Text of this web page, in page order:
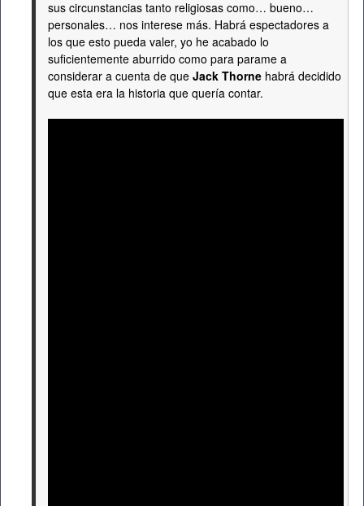
sus circunstancias tanto religiosas como… bueno…
personales… nos interese más. Habrá espectadores a
los que esto pueda valer, yo he acabado lo
suficientemente aburrido como para parame a
considerar a cuenta de que Jack Thorne habrá decidido
que esta era la historia que quería contar.